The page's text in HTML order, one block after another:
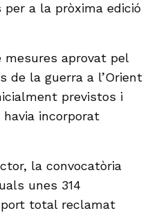
a la pròxima edició
mesures aprovat pel
de la guerra a l’Orient
previstos i
incorporat
la convocatòria
unes 314
total reclamat